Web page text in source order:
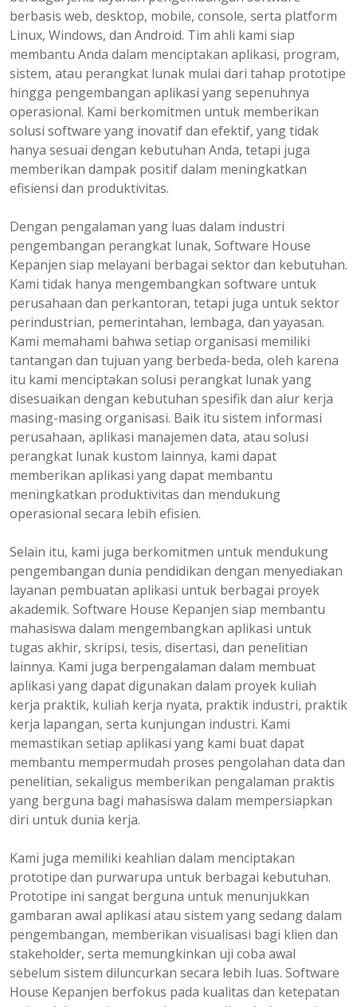
berbasis web, desktop, mobile, console, serta platform
Linux, Windows, dan Android. Tim ahli kami siap
membantu Anda dalam menciptakan aplikasi, program,
sistem, atau perangkat lunak mulai dari tahap prototipe
hingga pengembangan aplikasi yang sepenuhnya
operasional. Kami berkomitmen untuk memberikan
solusi software yang inovatif dan efektif, yang tidak
hanya sesuai dengan kebutuhan Anda, tetapi juga
memberikan dampak positif dalam meningkatkan
efisiensi dan produktivitas.
Dengan pengalaman yang luas dalam industri
pengembangan perangkat lunak, Software House
Kepanjen siap melayani berbagai sektor dan kebutuhan.
Kami tidak hanya mengembangkan software untuk
perusahaan dan perkantoran, tetapi juga untuk sektor
perindustrian, pemerintahan, lembaga, dan yayasan.
Kami memahami bahwa setiap organisasi memiliki
tantangan dan tujuan yang berbeda-beda, oleh karena
itu kami menciptakan solusi perangkat lunak yang
disesuaikan dengan kebutuhan spesifik dan alur kerja
masing-masing organisasi. Baik itu sistem informasi
perusahaan, aplikasi manajemen data, atau solusi
perangkat lunak kustom lainnya, kami dapat
memberikan aplikasi yang dapat membantu
meningkatkan produktivitas dan mendukung
operasional secara lebih efisien.
Selain itu, kami juga berkomitmen untuk mendukung
pengembangan dunia pendidikan dengan menyediakan
layanan pembuatan aplikasi untuk berbagai proyek
akademik. Software House Kepanjen siap membantu
mahasiswa dalam mengembangkan aplikasi untuk
tugas akhir, skripsi, tesis, disertasi, dan penelitian
lainnya. Kami juga berpengalaman dalam membuat
aplikasi yang dapat digunakan dalam proyek kuliah
kerja praktik, kuliah kerja nyata, praktik industri, praktik
kerja lapangan, serta kunjungan industri. Kami
memastikan setiap aplikasi yang kami buat dapat
membantu mempermudah proses pengolahan data dan
penelitian, sekaligus memberikan pengalaman praktis
yang berguna bagi mahasiswa dalam mempersiapkan
diri untuk dunia kerja.
Kami juga memiliki keahlian dalam menciptakan
prototipe dan purwarupa untuk berbagai kebutuhan.
Prototipe ini sangat berguna untuk menunjukkan
gambaran awal aplikasi atau sistem yang sedang dalam
pengembangan, memberikan visualisasi bagi klien dan
stakeholder, serta memungkinkan uji coba awal
sebelum sistem diluncurkan secara lebih luas. Software
House Kepanjen berfokus pada kualitas dan ketepatan